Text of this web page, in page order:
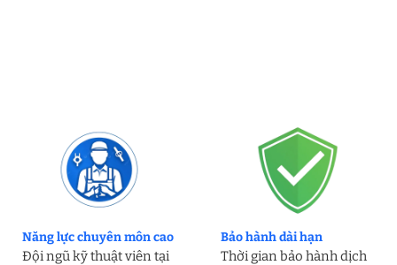
Năng lực chuyên môn cao
Đội ngũ kỹ thuật viên tại
Bảo hành dài hạn
Thời gian bảo hành dịch